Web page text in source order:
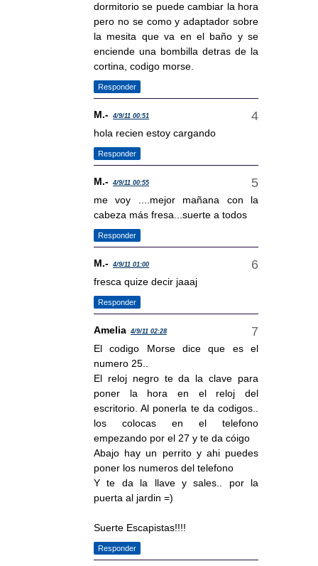
dormitorio se puede cambiar la hora
pero no se como y adaptador sobre
la mesita que va en el baño y se
enciende una bombilla detras de la
cortina, codigo morse.
Responder
M.- 4/9/11 00:51
hola recien estoy cargando
Responder
M.- 4/9/11 00:55
me voy ....mejor mañana con la
cabeza más fresa...suerte a todos
Responder
M.- 4/9/11 01:00
fresca quize decir jaaaj
Responder
Amelia 4/9/11 02:28
El codigo Morse dice que es el
numero 25..
El reloj negro te da la clave para
poner la hora en el reloj del
escritorio. Al ponerla te da codigos..
los colocas en el telefono
empezando por el 27 y te da cóigo
Abajo hay un perrito y ahi puedes
poner los numeros del telefono
Y te da la llave y sales.. por la
puerta al jardin =)
Suerte Escapistas!!!!
Responder